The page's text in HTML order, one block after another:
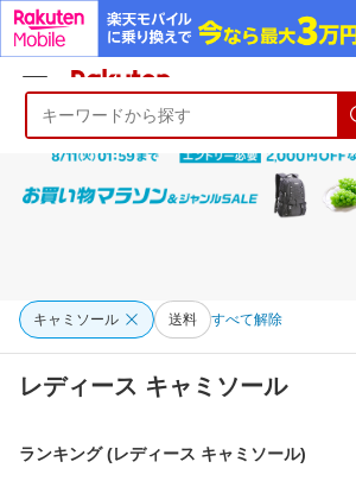
ようこそ 楽天市場へ ログイン
キャミソール 送料 すべて解除
レディース キャミソール
ランキング (レディース キャミソール)